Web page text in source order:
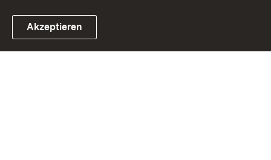
Link zum Landesportal
Akzeptieren